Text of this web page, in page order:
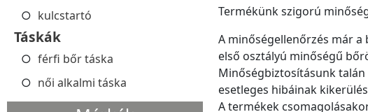
kulcstartó
Táskák
férfi bőr táska
női alkalmi táska
Termékünk szigorú
A minőségellenőrzés már
első osztályú minőségű
Minőségbiztosításunk
esetleges hibáinak
A termékek